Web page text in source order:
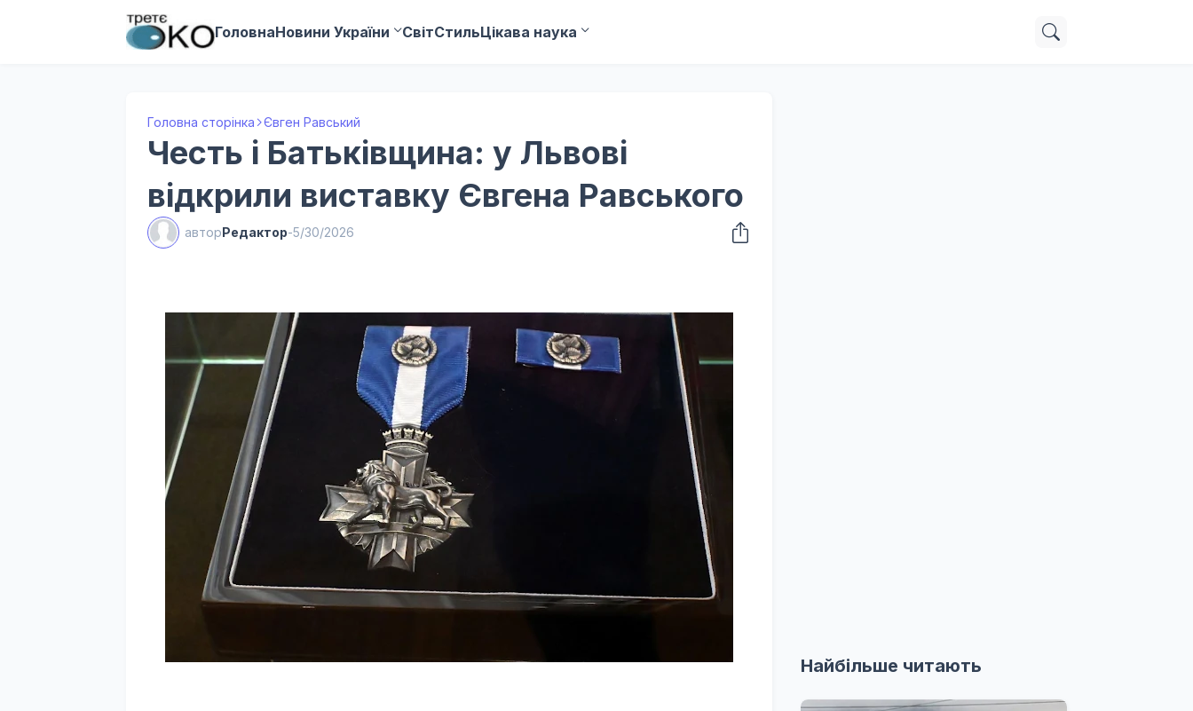
ГоловнаНовини України СвітСтильЦікава наука
Головна сторінка Євген Равський
Честь і Батьківщина: у Львові
відкрили виставку Євгена Равського
авторРедактор-5/30/2026
Найбільше читають